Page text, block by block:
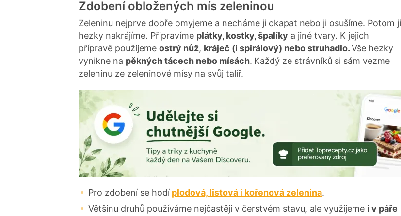
Zdobení obložených mís zeleninou
Zeleninu nejprve dobře omyjeme a necháme ji okapat nebo ji osušíme. Potom ji
hezky nakrájíme. Připravíme plátky, kostky, špalíky a jiné tvary. K jejich
přípravě použijeme ostrý nůž, kráječ (i spirálový) nebo struhadlo.Vše hezky
vynikne na pěkných tácech nebo mísách. Každý ze strávníků si sám vezme
zeleninu ze zeleninové mísy na svůj talíř.
Pro zdobení se hodí plodová, listová i kořenová zelenina.
Většinu druhů používáme nejčastěji v čerstvém stavu, ale využijeme i v páře